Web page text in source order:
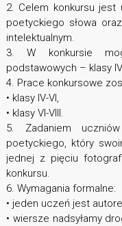
2. Celem konkursu jest
poetyckiego słowa
intelektualnym.
3. W konkursie
podstawowych – klasy
4. Prace konkursowe
• klasy IV-VI,
• klasy VI-VIII.
5. Zadaniem
poetyckiego, który
jednej z pięciu
konkursu.
6. Wymagania formalne:
• jeden uczeń jest
• wiersze nadsyłamy